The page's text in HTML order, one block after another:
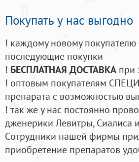
Покупать у нас выгодно
! каждому новому покупателю
последующие покупки
! БЕСПЛАТНАЯ ДОСТАВКА при
! оптовым покупателям
препарата с возможностью
! так же у нас постоянно
дженерики Левитры,
Cотрудники нашей фирмы
приобретение препаратов